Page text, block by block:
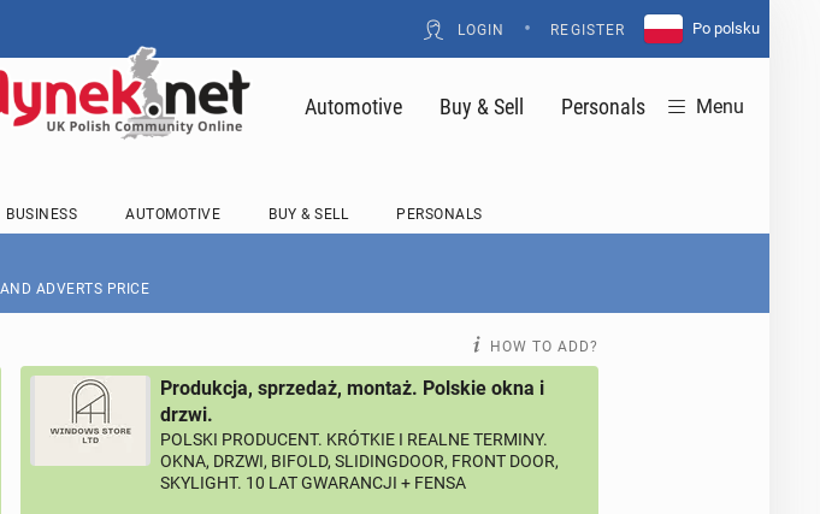
LOGIN • REGISTER Po polsku
Automotive Buy & Sell Personals Menu
BUSINESS AUTOMOTIVE BUY & SELL PERSONALS
ADVERTS PRICE
HOW TO ADD?
Produkcja, sprzedaż, montaż. Polskie okna i
drzwi.
POLSKI PRODUCENT. KRÓTKIE I REALNE TERMINY.
OKNA, DRZWI, BIFOLD, SLIDINGDOOR, FRONT DOOR,
SKYLIGHT. 10 LAT GWARANCJI + FENSA